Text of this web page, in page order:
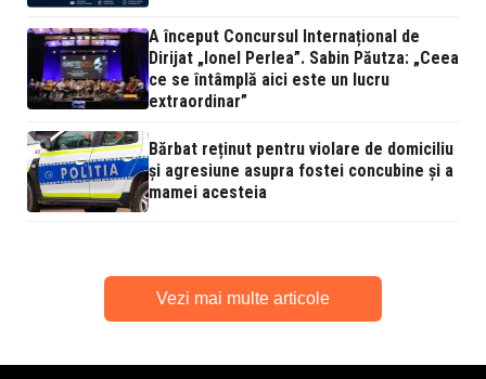
A început Concursul Internațional de
Dirijat „Ionel Perlea”. Sabin Păutza: „Ceea
ce se întâmplă aici este un lucru
extraordinar”
Bărbat reținut pentru violare de domiciliu
și agresiune asupra fostei concubine și a
mamei acesteia
Vezi mai multe articole